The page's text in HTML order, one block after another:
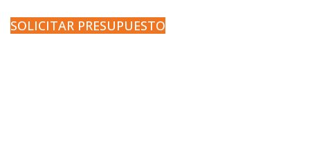
SOLICITAR PRESUPUESTO